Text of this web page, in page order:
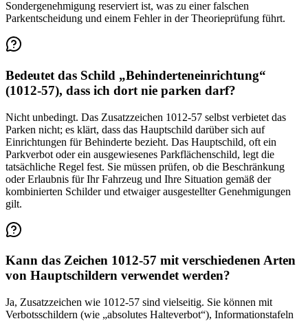
Sondergenehmigung reserviert ist, was zu einer falschen
Parkentscheidung und einem Fehler in der Theorieprüfung führt.
Bedeutet das Schild „Behinderteneinrichtung“
(1012-57), dass ich dort nie parken darf?
Nicht unbedingt. Das Zusatzzeichen 1012-57 selbst verbietet das
Parken nicht; es klärt, dass das Hauptschild darüber sich auf
Einrichtungen für Behinderte bezieht. Das Hauptschild, oft ein
Parkverbot oder ein ausgewiesenes Parkflächenschild, legt die
tatsächliche Regel fest. Sie müssen prüfen, ob die Beschränkung
oder Erlaubnis für Ihr Fahrzeug und Ihre Situation gemäß der
kombinierten Schilder und etwaiger ausgestellter Genehmigungen
gilt.
Kann das Zeichen 1012-57 mit verschiedenen Arten
von Hauptschildern verwendet werden?
Ja, Zusatzzeichen wie 1012-57 sind vielseitig. Sie können mit
Verbotsschildern (wie „absolutes Halteverbot“), Informationstafeln